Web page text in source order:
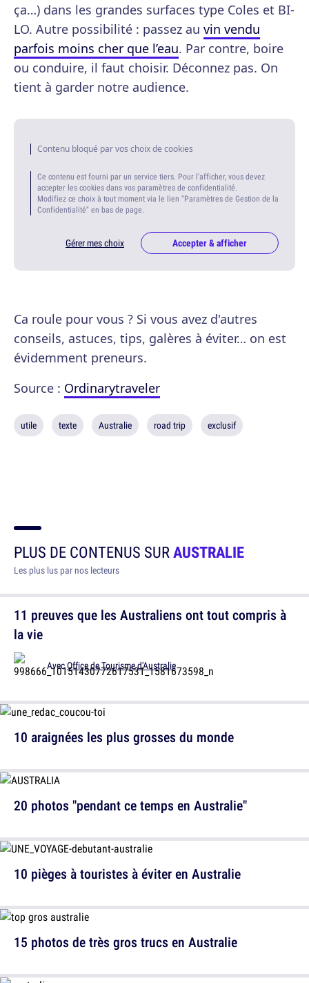
ça…) dans les grandes surfaces type Coles et BI-
LO. Autre possibilité : passez au vin vendu
parfois moins cher que l’eau. Par contre, boire
ou conduire, il faut choisir. Déconnez pas. On
tient à garder notre audience.
Contenu bloqué par vos choix de cookies
Ce contenu est fourni par un service tiers. Pour l'afficher, vous devez
accepter les cookies dans vos paramètres de confidentialité.
Modifiez ce choix à tout moment via le lien "Paramètres de Gestion de la
Confidentialité" en bas de page.
Gérer mes choix Accepter & afficher
Ca roule pour vous ? Si vous avez d'autres
conseils, astuces, tips, galères à éviter… on est
évidemment preneurs.
Source : Ordinarytraveler
utile texte Australie road trip exclusif
PLUS DE CONTENUS SURAUSTRALIE
Les plus lus par nos lecteurs
11 preuves que les Australiens ont tout compris à
la vie
AvecOffice de Tourisme d'Australie
20 photos "pendant ce temps en Australie"
15 photos de très gros trucs en Australie
10 araignées les plus grosses du monde
10 pièges à touristes à éviter en Australie